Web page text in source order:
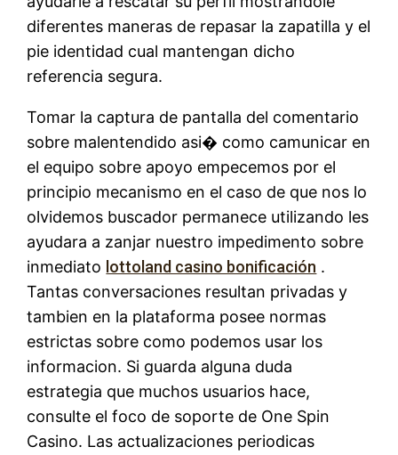
diferentes maneras de repasar la zapatilla y el
pie identidad cual mantengan dicho
referencia segura.
Tomar la captura de pantalla del comentario
sobre malentendido asi� como camunicar en
el equipo sobre apoyo empecemos por el
principio mecanismo en el caso de que nos lo
olvidemos buscador permanece utilizando les
ayudara a zanjar nuestro impedimento sobre
inmediato lottoland casino bonificación .
Tantas conversaciones resultan privadas y
tambien en la plataforma posee normas
estrictas sobre como podemos usar los
informacion. Si guarda alguna duda
estrategia que muchos usuarios hace,
consulte el foco de soporte de One Spin
Casino. Las actualizaciones periodicas